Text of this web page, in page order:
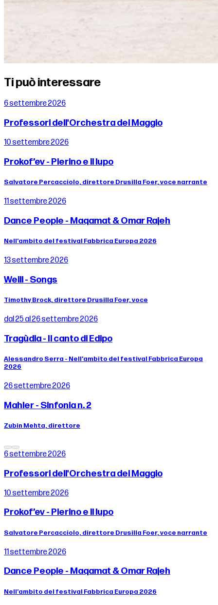
Ti può interessare
6 settembre 2026
Professori dell'Orchestra del Maggio
10 settembre 2026
Prokof’ev - Pierino e il lupo
Salvatore Percacciolo, direttore Drusilla Foer, voce narrante
11 settembre 2026
Dance People - Maqamat & Omar Rajeh
Nell’ambito del festival Fabbrica Europa 2026
13 settembre 2026
Weill - Songs
Timothy Brock, direttore Drusilla Foer, voce
dal 25 al 26 settembre 2026
Tragùdia - Il canto di Edipo
Alessandro Serra - Nell’ambito del festival Fabbrica Europa
2026
26 settembre 2026
Mahler - Sinfonia n. 2
Zubin Mehta, direttore
6 settembre 2026
Professori dell'Orchestra del Maggio
10 settembre 2026
Prokof’ev - Pierino e il lupo
Salvatore Percacciolo, direttore Drusilla Foer, voce narrante
11 settembre 2026
Dance People - Maqamat & Omar Rajeh
Nell’ambito del festival Fabbrica Europa 2026